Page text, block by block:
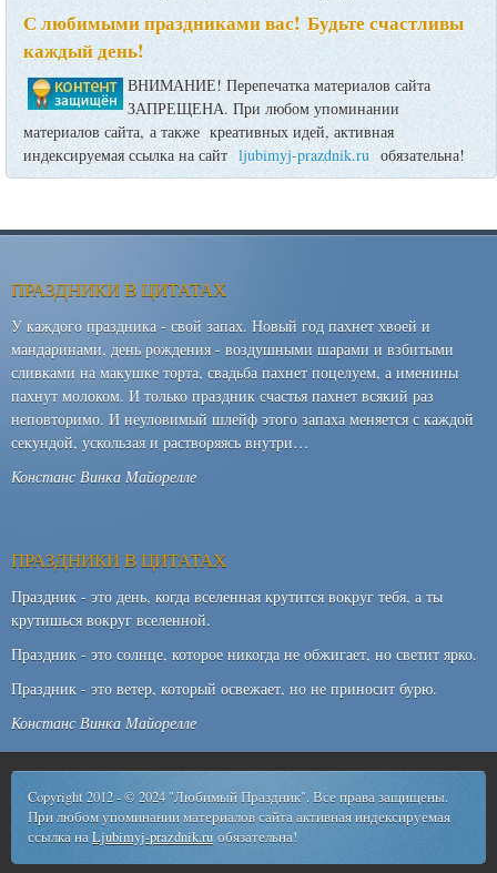
С любимыми праздниками вас! Будьте счастливы
каждый день!
ВНИМАНИЕ! Перепечатка материалов сайта
ЗАПРЕЩЕНА. При любом упоминании
материалов сайта, а также креативных идей, активная
индексируемая ссылка на сайт ljubimyj-prazdnik.ruобязательна!
ПРАЗДНИКИ В ЦИТАТАХ
У каждого праздника - свой запах. Новый год пахнет хвоей и
мандаринами, день рождения - воздушными шарами и взбитыми
сливками на макушке торта, свадьба пахнет поцелуем, а именины
пахнут молоком. И только праздник счастья пахнет всякий раз
неповторимо. И неуловимый шлейф этого запаха меняется с каждой
секундой, ускользая и растворяясь внутри…
Констанс Винка Майорелле
ПРАЗДНИКИ В ЦИТАТАХ
Праздник - это день, когда вселенная крутится вокруг тебя, а ты
крутишься вокруг вселенной.
Праздник - это солнце, которое никогда не обжигает, но светит ярко.
Праздник - это ветер, который освежает, но не приносит бурю.
Констанс Винка Майорелле
Copyright 2012 - © 2024 "Любимый Праздник". Все права защищены.
При любом упоминании материалов сайта активная индексируемая
ссылка наLjubimyj-prazdnik.ru обязательна!